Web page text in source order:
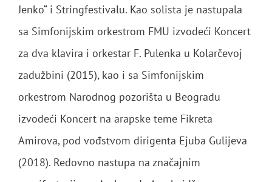
Jenko“ i Stringfestivalu. Kao solista je nastupala
sa Simfonijskim orkestrom FMU izvodeći Koncert
za dva klavira i orkestar F. Pulenka u Kolarčevoj
zadužbini (2015), kao i sa Simfonijskim
orkestrom Narodnog pozorišta u Beogradu
izvodeći Koncert na arapske teme Fikreta
Amirova, pod vođstvom dirigenta Ejuba Gulijeva
(2018). Redovno nastupa na značajnim